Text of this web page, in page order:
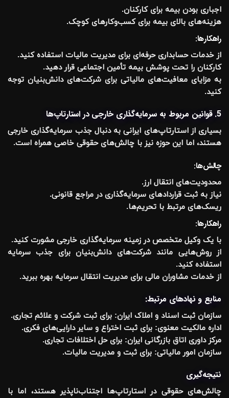
اجباری بودن بیمه برای کارکنان.
هزینه‌های بالای بیمه برای کسب‌وکارهای کوچک.
راهکارها:
از خدمات حسابداری حرفه‌ای برای مدیریت مالیات استفاده کنید.
کارکنان را تحت پوشش بیمه تأمین اجتماعی قرار دهید.
به مزایای معافیت‌های مالیاتی برای شرکت‌های دانش‌بنیان توجه
کنید.
5. قوانین مربوط به سرمایه‌گذاری خارجی در استارتاپ‌ها
بسیاری از استارتاپ‌های ایرانی به دنبال جذب سرمایه‌گذاری خارجی
هستند، اما این حوزه نیز با چالش‌های حقوقی خاصی همراه است.
چالش‌ها:
محدودیت‌های انتقال ارز.
نیاز به ثبت قراردادهای سرمایه‌گذاری در مراجع قانونی.
ریسک‌های مرتبط با تحریم‌ها.
راهکارها:
با یک وکیل متخصص در زمینه سرمایه‌گذاری خارجی مشورت کنید.
از روش‌هایی مانندشرکت‌های دانش‌بنیانبرای جذب سرمایه
استفاده کنید.
از خدمات مشاوران مالی برای مدیریت انتقال سرمایه بهره ببرید.
منابع و نهادهای مرتبط:
سازمان ثبت اسناد و املاک ایران: برای ثبت شرکت و علائم تجاری.
اداره مالکیت معنوی: برای ثبت اختراع و سایر دارایی‌های فکری.
مرکز داوری اتاق بازرگانی ایران: برای حل اختلافات تجاری.
سازمان امور مالیاتی: برای ثبت و مدیریت مالیات.
نتیجه‌گیری
چالش‌های حقوقی در استارتاپ‌ها اجتناب‌ناپذیر هستند، اما با